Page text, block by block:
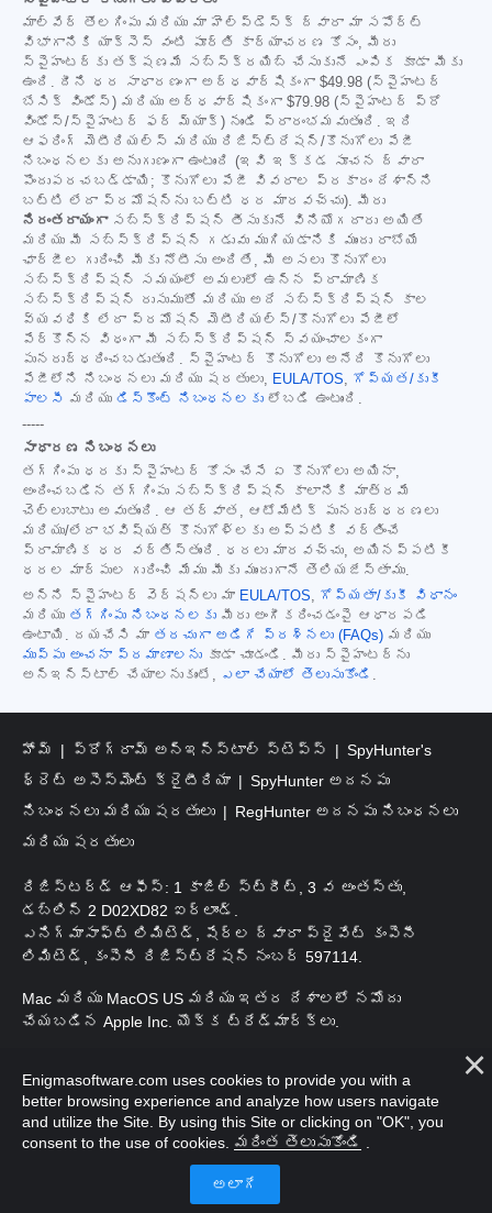
మాల్‌వేర్ తొలగింపు మరియు మా హెల్ప్‌డెస్క్ ద్వారా మా సపోర్ట్
విభాగానికి యాక్సెస్ వంటి పూర్తి కార్యాచరణ కోసం, మీరు
స్పైహంటర్‌కు తక్షణమే సబ్‌స్క్రయిబ్ చేసుకునే ఎంపిక కూడా మీకు
ఉంది. దీని ధర సాధారణంగా అర్ధవార్షికంగా $49.98 (స్పైహంటర్
బేసిక్ విండోస్) మరియు అర్ధవార్షికంగా $79.98 (స్పైహంటర్ ప్రో
విండోస్/స్పైహంటర్ ఫర్ మ్యాక్) నుండి ప్రారంభమవుతుంది. ఇది
ఆఫరింగ్ మెటీరియల్స్ మరియు రిజిస్ట్రేషన్/కొనుగోలు పేజీ
నిబంధనలకు అనుగుణంగా ఉంటుంది (ఇవి ఇక్కడ సూచన ద్వారా
పొందుపరచబడ్డాయి; కొనుగోలు పేజీ వివరాల ప్రకారం దేశాన్ని
బట్టి లేదా ప్రమోషన్‌ను బట్టి ధర మారవచ్చు). మీరు
నిరంతరాయంగాసబ్‌స్క్రిప్షన్ తీసుకునే వినియోగదారు అయితే
మరియు మీ సబ్‌స్క్రిప్షన్ గడువు ముగియడానికి ముందు రాబోయే
ఛార్జీల గురించి మీకు నోటీసు అందితే, మీ అసలు కొనుగోలు
సబ్‌స్క్రిప్షన్ సమయంలో అమలులో ఉన్న ప్రామాణిక
సబ్‌స్క్రిప్షన్ రుసుముతో మరియు అదే సబ్‌స్క్రిప్షన్ కాల
వ్యవధికి లేదా ప్రమోషన్ మెటీరియల్స్/కొనుగోలు పేజీలో
పేర్కొన్న విధంగా మీ సబ్‌స్క్రిప్షన్ స్వయంచాలకంగా
పునరుద్ధరించబడుతుంది. స్పైహంటర్ కొనుగోలు అనేది కొనుగోలు
పేజీలోని నిబంధనలు మరియు షరతులు, EULA/TOS, గోప్యత/కుకీ
పాలసీ మరియు డిస్కౌంట్ నిబంధనలకు లోబడి ఉంటుంది.
-----
సాధారణ నిబంధనలు
తగ్గింపు ధరకు స్పైహంటర్ కోసం చేసే ఏ కొనుగోలు అయినా,
అందించబడిన తగ్గింపు సబ్‌స్క్రిప్షన్ కాలానికి మాత్రమే
చెల్లుబాటు అవుతుంది. ఆ తర్వాత, ఆటోమేటిక్ పునరుద్ధరణలు
మరియు/లేదా భవిష్యత్ కొనుగోళ్లకు అప్పటికి వర్తించే
ప్రామాణిక ధర వర్తిస్తుంది. ధరలు మారవచ్చు, అయినప్పటికీ
ధరల మార్పుల గురించి మేము మీకు ముందుగానే తెలియజేస్తాము.
అన్ని స్పైహంటర్ వెర్షన్‌లు మా EULA/TOS, గోప్యతా/కుకీ విధానం
మరియు తగ్గింపు నిబంధనలకు మీరు అంగీకరించడంపై ఆధారపడి
ఉంటాయి. దయచేసి మా తరచుగా అడిగే ప్రశ్నలు (FAQs) మరియు
ముప్పు అంచనా ప్రమాణాలను కూడా చూడండి. మీరు స్పైహంటర్‌ను
అన్‌ఇన్‌స్టాల్ చేయాలనుకుంటే, ఎలా చేయాలో తెలుసుకోండి .
హోమ్ ప్రోగ్రామ్ అన్‌ఇన్‌స్టాల్ స్టెప్స్
SpyHunter's
థ్రెట్ అసెస్‌మెంట్ క్రైటీరియా
SpyHunter అదనపు
నిబంధనలు మరియు షరతులు
RegHunter అదనపు నిబంధనలు
మరియు షరతులు
రిజిస్టర్డ్ ఆఫీస్: 1 కాజిల్ స్ట్రీట్, 3 వ అంతస్తు,
డబ్లిన్ 2 D02XD82 ఐర్లాండ్.
ఎనిగ్మాసాఫ్ట్ లిమిటెడ్, షేర్ల ద్వారా ప్రైవేట్ కంపెనీ
లిమిటెడ్, కంపెనీ రిజిస్ట్రేషన్ నంబర్ 597114.
Mac మరియు MacOS US మరియు ఇతర దేశాలలో నమోదు
చేయబడిన Apple Inc. యొక్క ట్రేడ్‌మార్క్‌లు.
. ఎనిగ్మాసాఫ్ట్ లిమిటెడ్. అన్ని హక్కులూ
ప్రత్యేకించుకోవడమైనది.
Enigmasoftware.com uses cookies to provide you with a
better browsing experience and analyze how users navigate
and utilize the Site. By using this Site or clicking on "OK", you
consent to the use of cookies. మరింత తెలుసుకోండి